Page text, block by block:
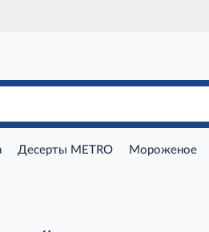
Десерты METRO Мороженое